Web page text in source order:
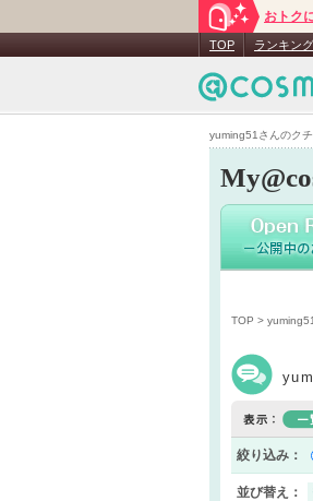
yuming51さんのク
おトク
TOP ランキング
TOP >
絞り込み：
並び替え：